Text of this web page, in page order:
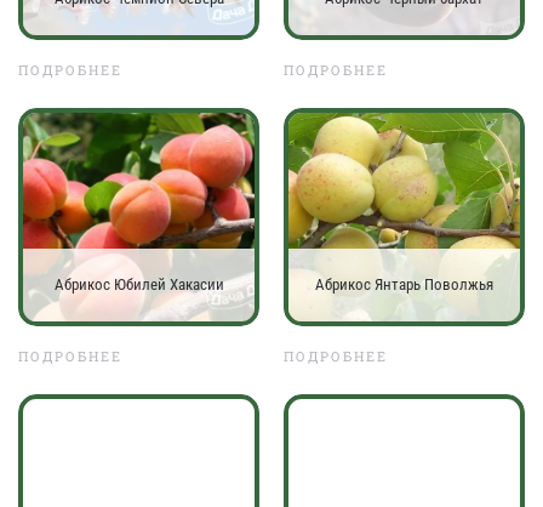
ПОДРОБНЕЕ ПОДРОБНЕЕ
Абрикос Юбилей Хакасии
ПОДРОБНЕЕ
Абрикос Янтарь Поволжья
ПОДРОБНЕЕ